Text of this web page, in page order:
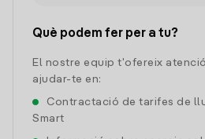
Què podem fer per a tu?
El nostre equip t'ofereix
ajudar-te en:
Contractació de tarifes de
Smart